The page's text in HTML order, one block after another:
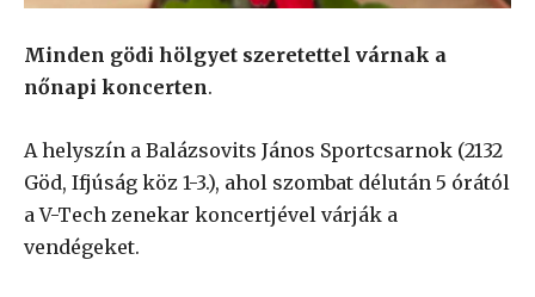
Minden gödi hölgyet szeretettel várnak a
nőnapi koncerten.
A helyszín a Balázsovits János Sportcsarnok (2132
Göd, Ifjúság köz 1-3.), ahol szombat délután 5 órától
a V-Tech zenekar koncertjével várják a
vendégeket.